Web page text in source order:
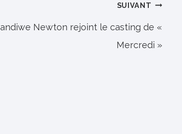
SUIVANT
Newton rejoint le casting de «
Mercredi »